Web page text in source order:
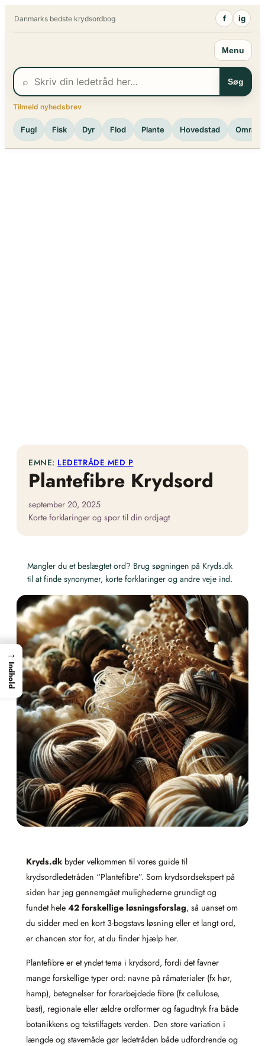
Danmarks bedste krydsordbog f ig
Menu
⌕ Søg
Tilmeld nyhedsbrev
Fugl Fisk Dyr Flod Plante Hovedstad Område
EMNE: LEDETRÅDE MED P
Plantefibre Krydsord
september 20, 2025
Korte forklaringer og spor til din ordjagt
Mangler du et beslægtet ord? Brug søgningen på Kryds.dk
til at finde synonymer, korte forklaringer og andre veje ind.
Kryds.dk byder velkommen til vores guide til
krydsordledetråden “Plantefibre”. Som krydsordsekspert på
siden har jeg gennemgået mulighederne grundigt og
fundet hele 42 forskellige løsningsforslag, så uanset om
du sidder med en kort 3‑bogstavs løsning eller et langt ord,
er chancen stor for, at du finder hjælp her.
Plantefibre er et yndet tema i krydsord, fordi det favner
mange forskellige typer ord: navne på råmaterialer (fx hør,
hamp), betegnelser for forarbejdede fibre (fx cellulose,
bast), regionale eller ældre ordformer og fagudtryk fra både
botanikkens og tekstilfagets verden. Den store variation i
længde og stavemåde gør ledetråden både udfordrende og
→
Indhold